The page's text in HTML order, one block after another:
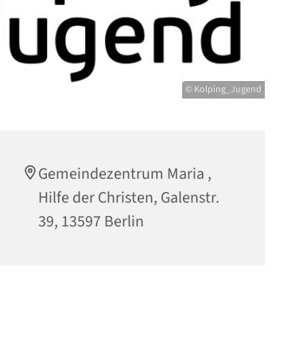
© Kolping_Jugend
Gemeindezentrum Maria ,
Hilfe der Christen, Galenstr.
39, 13597 Berlin